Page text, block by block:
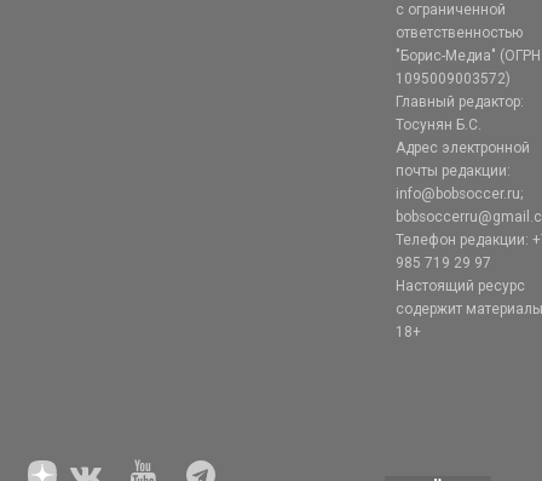
с ограниченной
ответственностью
"Борис-Медиа" (ОГРН
1095009003572)
Главный редактор:
Тосунян Б.С.
Адрес электронной
почты редакции:
info@bobsoccer.ru;
Телефон редакции:
985 719 29 97
Настоящий ресурс
содержит
18+